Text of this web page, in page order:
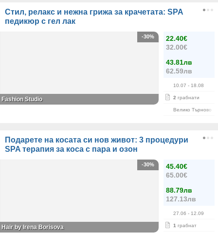
Стил, релакс и нежна грижа за крачетата: SPA
педикюр с гел лак
22.40€
32.00€
43.81лв
62.59лв
10.07 - 18.08
2 грабнати
Велико Търново
-30%
Fashion Studio
Подарете на косата си нов живот: 3 процедури
SPA терапия за коса с пара и озон
45.40€
65.00€
88.79лв
127.13лв
27.06 - 12.09
1 грабнат
-30%
Hair by Irena Borisova